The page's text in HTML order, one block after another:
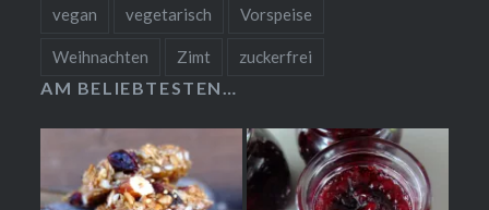
vegan vegetarisch Vorspeise
Weihnachten Zimt zuckerfrei
AM BELIEBTESTEN…